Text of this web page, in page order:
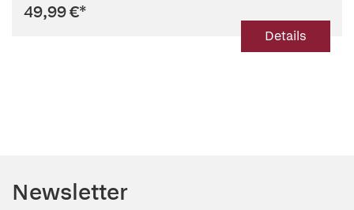
49,99 €*
Details
Newsletter